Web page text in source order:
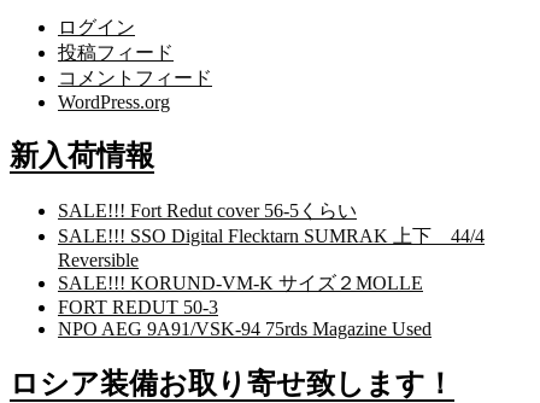
ログイン
投稿フィード
コメントフィード
WordPress.org
新入荷情報
SALE!!! Fort Redut cover 56-5くらい
SALE!!! SSO Digital Flecktarn SUMRAK 上下 44/4
Reversible
SALE!!! KORUND-VM-K サイズ２MOLLE
FORT REDUT 50-3
NPO AEG 9A91/VSK-94 75rds Magazine Used
ロシア装備お取り寄せ致します！